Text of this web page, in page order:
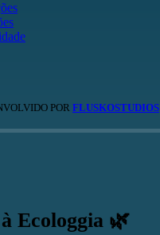
POR FLUSKOSTUDIOS
Ecologgia 🌿